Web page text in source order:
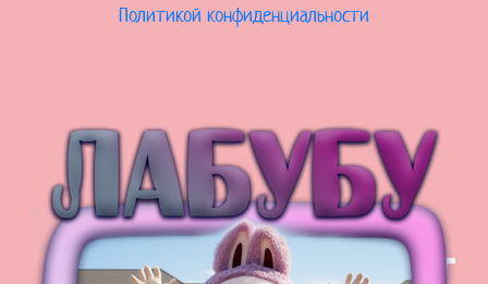
Политикой конфиденциальности